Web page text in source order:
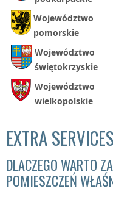
Województwo
pomorskie
Województwo
świętokrzyskie
Województwo
wielkopolskie
EXTRA
DLACZEGO WARTO
POMIESZCZEŃ